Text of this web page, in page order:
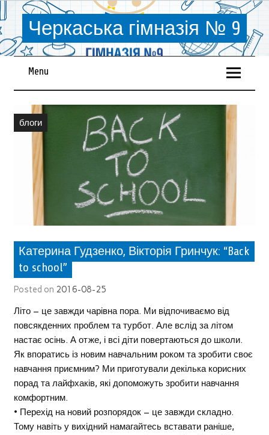
Черкаська гімназія № 9
Menu
блоги
Катерина Гудзенко, Вікторія Гринчук: “Back
to school”
Posted on 2016-08-25
Літо – це завжди чарівна пора. Ми відпочиваємо від
повсякденних проблем та турбот. Але вслід за літом
настає осінь. А отже, і всі діти повертаються до школи.
Як впоратись із новим навчальним роком та зробити своє
навчання приємним? Ми приготували декілька корисних
порад та лайфхаків, які допоможуть зробити навчання
комфортним.
• Перехід на новий розпорядок – це завжди складно.
Тому навіть у вихідний намагайтесь вставати раніше,